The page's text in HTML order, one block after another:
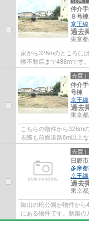
仲介
８号棟
京王線
過去
東京都
家から326mのところに
幡不動店まで488mです
えております。多くの方
売買
仲介
号棟
京王線
過去
東京都
こちらの物件から326m
る際も前面道路6m以上
ただく新築戸建ての物件
売買
日野
多摩
京王線
過去
東京都
御山の松公園が物件か
にある物件です。新築
ル程久保周辺の物件をお